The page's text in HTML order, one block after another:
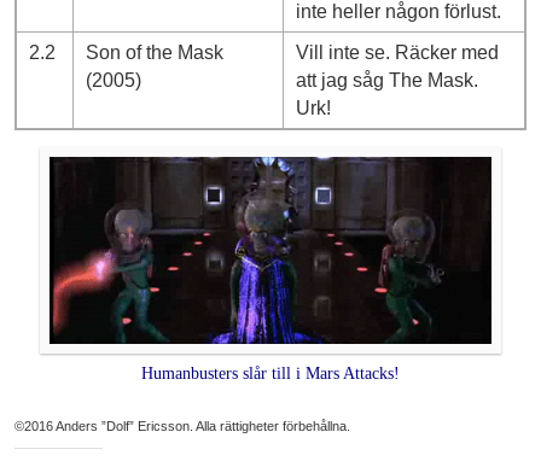
inte heller någon förlust.
2.2
Son of the Mask
(2005)
Vill inte se. Räcker med
att jag såg The Mask.
Urk!
Humanbusters slår till i Mars Attacks!
©2016 Anders ”Dolf” Ericsson. Alla rättigheter förbehållna.